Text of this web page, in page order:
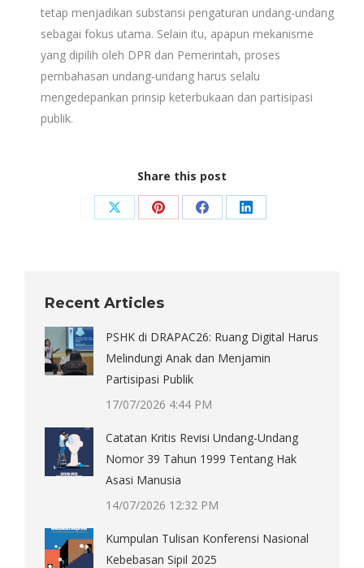
tetap menjadikan substansi pengaturan undang-undang
sebagai fokus utama. Selain itu, apapun mekanisme
yang dipilih oleh DPR dan Pemerintah, proses
pembahasan undang-undang harus selalu
mengedepankan prinsip keterbukaan dan partisipasi
publik.
Share this post
Share Share Share Share
Recent Articles
PSHK di DRAPAC26: Ruang Digital Harus
Melindungi Anak dan Menjamin
Partisipasi Publik
17/07/2026 4:44 PM
Catatan Kritis Revisi Undang-Undang
Nomor 39 Tahun 1999 Tentang Hak
Asasi Manusia
14/07/2026 12:32 PM
Kumpulan Tulisan Konferensi Nasional
Kebebasan Sipil 2025